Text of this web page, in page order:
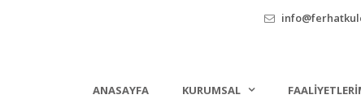
ANASAYFA KURUMSAL